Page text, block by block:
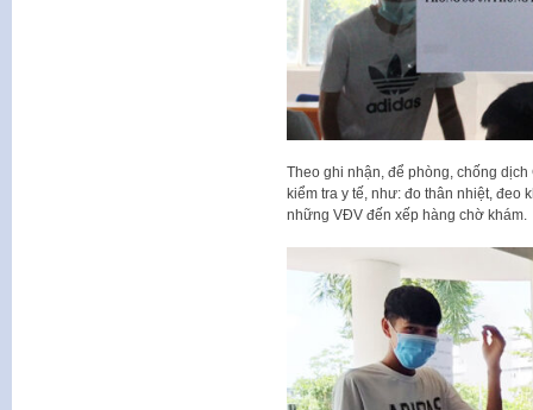
Theo ghi nhận, để phòng, chống
kiểm tra y tế, như: đo thân nhiệt, đeo
những VĐV đến xếp hàng chờ khám.